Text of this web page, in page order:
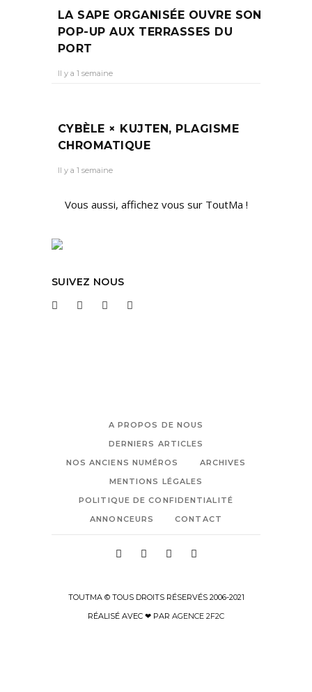
LA SAPE ORGANISÉE OUVRE SON
POP-UP AUX TERRASSES DU
PORT
Il y a 1 semaine
CYBÈLE × KUJTEN, PLAGISME
CHROMATIQUE
Il y a 1 semaine
Vous aussi, affichez vous sur ToutMa !
SUIVEZ NOUS
A PROPOS DE NOUS
DERNIERS ARTICLES
NOS ANCIENS NUMÉROS
ARCHIVES
MENTIONS LÉGALES
POLITIQUE DE CONFIDENTIALITÉ
ANNONCEURS
CONTACT
TOUTMA © TOUS DROITS RÉSERVÉS 2006-2021
RÉALISÉ AVEC ❤ PAR AGENCE 2F2C